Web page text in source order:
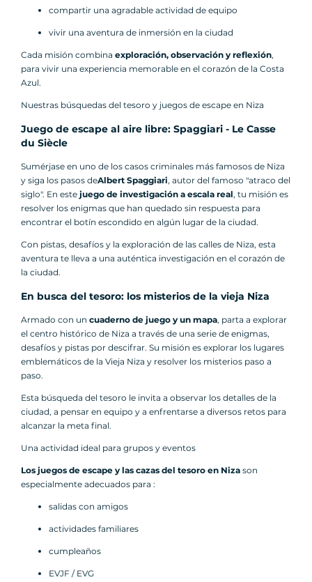
compartir una agradable actividad de equipo
vivir una aventura de inmersión en la ciudad
Cada misión combina exploración, observación y reflexión,
para vivir una experiencia memorable en el corazón de la Costa
Azul.
Nuestras búsquedas del tesoro y juegos de escape en Niza
Juego de escape al aire libre: Spaggiari - Le Casse
du Siècle
Sumérjase en uno de los casos criminales más famosos de Niza
y siga los pasos deAlbert Spaggiari, autor del famoso "atraco del
siglo". En este juego de investigación a escala real, tu misión es
resolver los enigmas que han quedado sin respuesta para
encontrar el botín escondido en algún lugar de la ciudad.
Con pistas, desafíos y la exploración de las calles de Niza, esta
aventura te lleva a una auténtica investigación en el corazón de
la ciudad.
En busca del tesoro: los misterios de la vieja Niza
Armado con un cuaderno de juego y un mapa, parta a explorar
el centro histórico de Niza a través de una serie de enigmas,
desafíos y pistas por descifrar. Su misión es explorar los lugares
emblemáticos de la Vieja Niza y resolver los misterios paso a
paso.
Esta búsqueda del tesoro le invita a observar los detalles de la
ciudad, a pensar en equipo y a enfrentarse a diversos retos para
alcanzar la meta final.
Una actividad ideal para grupos y eventos
Los juegos de escape y las cazas del tesoro en Niza son
especialmente adecuados para :
salidas con amigos
actividades familiares
cumpleaños
EVJF / EVG